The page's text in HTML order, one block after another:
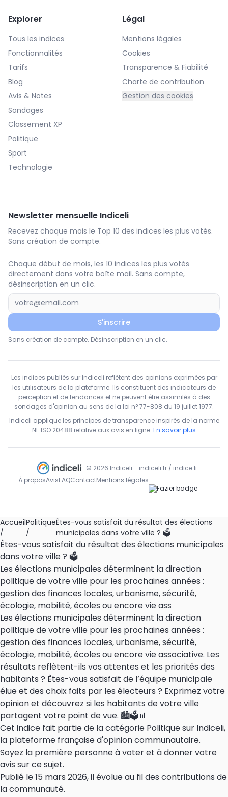
Explorer
Tous les indices
Fonctionnalités
Tarifs
Blog
Avis & Notes
Sondages
Classement XP
Politique
Sport
Technologie
Légal
Mentions légales
Cookies
Transparence & Fiabilité
Charte de contribution
Gestion des cookies
Newsletter mensuelle Indiceli
Recevez chaque mois le Top 10 des indices les plus votés.
Sans création de compte.
Chaque début de mois, les 10 indices les plus votés
directement dans votre boîte mail. Sans compte,
désinscription en un clic.
S'inscrire
Sans création de compte. Désinscription en un clic.
Les indices publiés sur Indiceli reflètent des opinions exprimées par
les utilisateurs de la plateforme. Ils constituent des indicateurs de
perception et de tendances et ne peuvent être assimilés à des
sondages d'opinion au sens de la loi n° 77-808 du 19 juillet 1977.
Indiceli applique les principes de transparence inspirés de la norme
NF ISO 20488 relative aux avis en ligne. En savoir plus
© 2026 Indiceli - indiceli.fr / indice.li
À proposAvisFAQContactMentions légales
Accueil
/
Politique
/
Êtes-vous satisfait du résultat des élections
municipales dans votre ville ? 🗳️
Êtes-vous satisfait du résultat des élections municipales
dans votre ville ? 🗳️
Les élections municipales déterminent la direction
politique de votre ville pour les prochaines années :
gestion des finances locales, urbanisme, sécurité,
écologie, mobilité, écoles ou encore vie ass
Les élections municipales déterminent la direction
politique de votre ville pour les prochaines années :
gestion des finances locales, urbanisme, sécurité,
écologie, mobilité, écoles ou encore vie associative. Les
résultats reflètent-ils vos attentes et les priorités des
habitants ? Êtes-vous satisfait de l’équipe municipale
élue et des choix faits par les électeurs ? Exprimez votre
opinion et découvrez si les habitants de votre ville
partagent votre point de vue. 🏙️🗳️📊
Cet indice fait partie de la catégorie Politique sur Indiceli,
la plateforme française d'opinion communautaire.
Soyez la première personne à voter et à donner votre
avis sur ce sujet.
Publié le 15 mars 2026, il évolue au fil des contributions de
la communauté.